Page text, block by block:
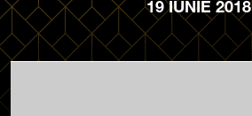
19 IUNIE 2018